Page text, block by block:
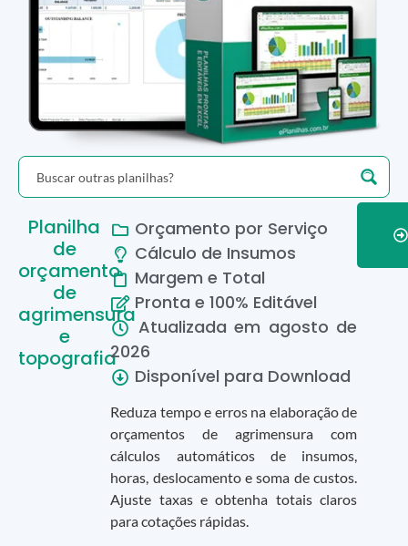
Planilha
de
orçamento
de
agrimensura
e
topografia
Orçamento por Serviço
Cálculo de Insumos
Margem e Total
Pronta e 100% Editável
Atualizada em agosto de
2026
Disponível para Download
Reduza tempo e erros na elaboração de
orçamentos de agrimensura com
cálculos automáticos de insumos,
horas, deslocamento e soma de custos.
Ajuste taxas e obtenha totais claros
para cotações rápidas.